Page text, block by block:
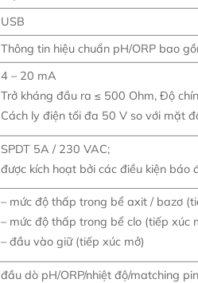
USB
Thông tin hiệu chuẩn pH/ORP bao
4 – 20 mA
Trở kháng đầu ra ≤ 500 Ohm, Độ
Cách ly điện tối đa 50 V so với mặt
SPDT 5A / 230 VAC;
được kích hoạt bởi các điều kiện báo
– mức độ thấp trong bể axit / bazơ
– mức độ thấp trong bể clo (tiếp xúc
– đầu vào giữ (tiếp xúc mở)
đầu dò pH/ORP/nhiệt độ/matching